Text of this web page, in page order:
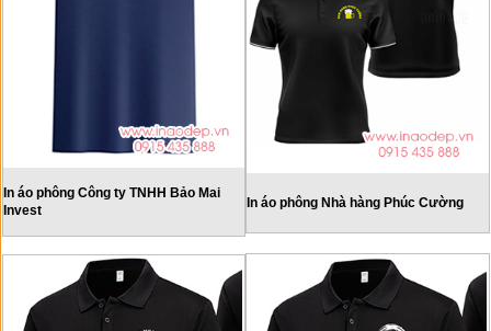
In áo phông Công ty TNHH Bảo Mai
Invest
In áo phông Nhà hàng Phúc Cường